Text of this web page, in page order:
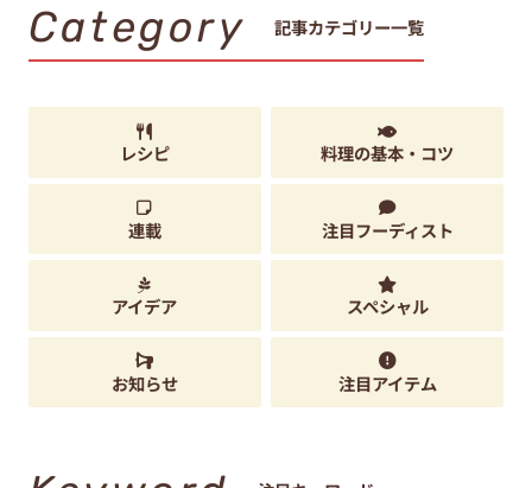
Category 記事カテゴリー一覧
レシピ 料理の基本・コツ
連載 注目フーディスト
アイデア スペシャル
お知らせ 注目アイテム